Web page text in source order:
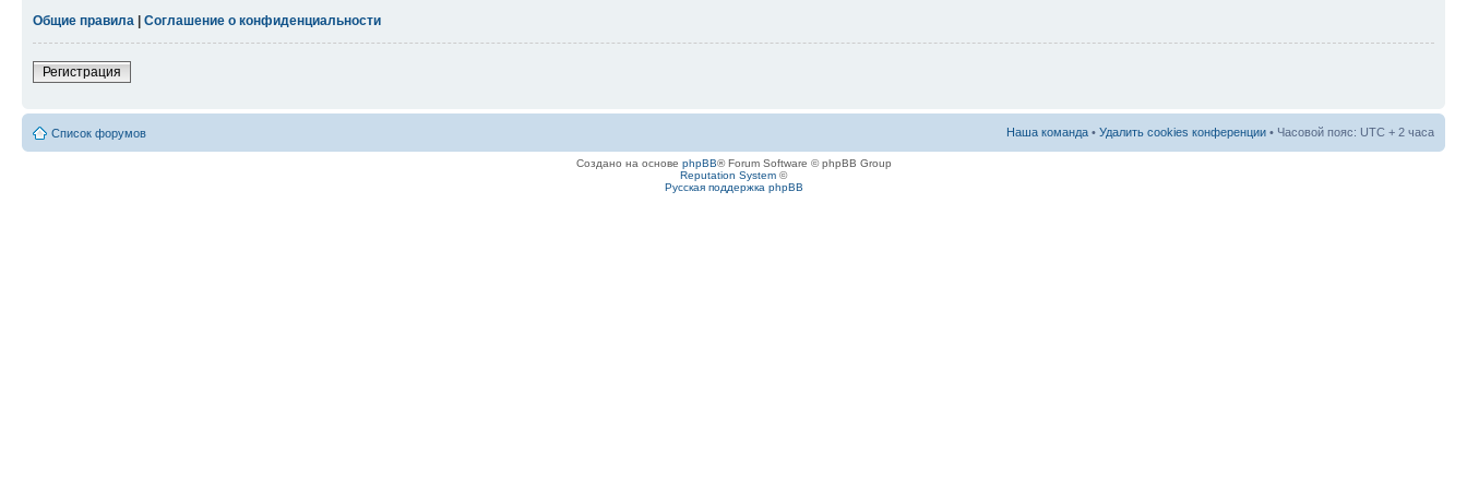
Общие правила
Соглашение о конфиденциальности
Регистрация
Список форумов Наша команда • Удалить cookies конференции • Часовой пояс: UTC + 2 часа
Создано на основе phpBB® Forum Software © phpBB Group
Reputation System ©
Русская поддержка phpBB